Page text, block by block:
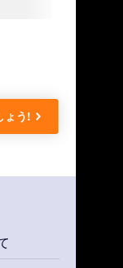
ょう!